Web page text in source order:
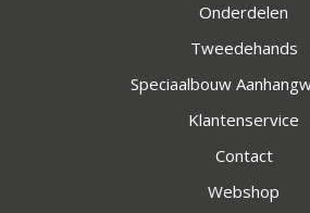
Onderdelen
Tweedehands
Speciaalbouw
Klantenservice
Contact
Webshop